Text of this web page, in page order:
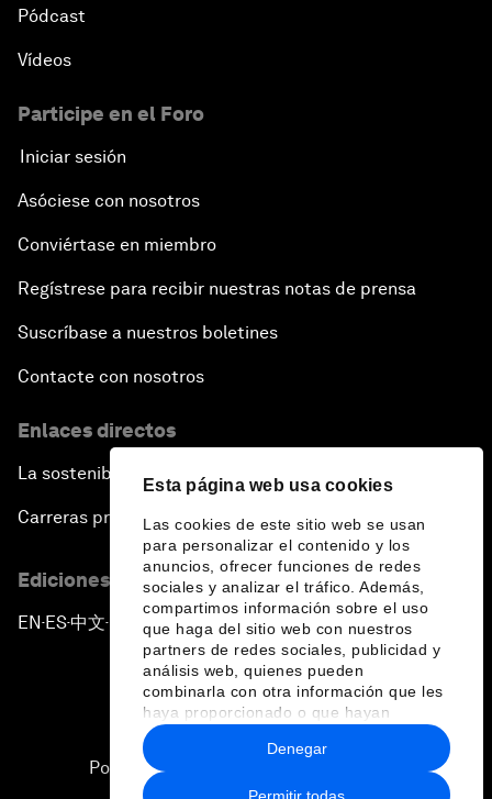
Esta página web usa cookies
Las cookies de este sitio web se usan
para personalizar el contenido y los
anuncios, ofrecer funciones de redes
sociales y analizar el tráfico. Además,
compartimos información sobre el uso
que haga del sitio web con nuestros
partners de redes sociales, publicidad y
análisis web, quienes pueden
combinarla con otra información que les
haya proporcionado o que hayan
recopilado a partir del uso que haya
hecho de sus servicios.
Permitir todas
Denegar
Pódcast
Vídeos
Participe en el Foro
Iniciar sesión
Asóciese con nosotros
Conviértase en miembro
Regístrese para recibir nuestras notas de prensa
Suscríbase a nuestros boletines
Contacte con nosotros
Enlaces directos
La sostenibilidad en el Foro
Carreras profesionales
Ediciones en otros idiomas
EN ▪ES▪中文▪ 日本語
Política de privacidad y normas de uso